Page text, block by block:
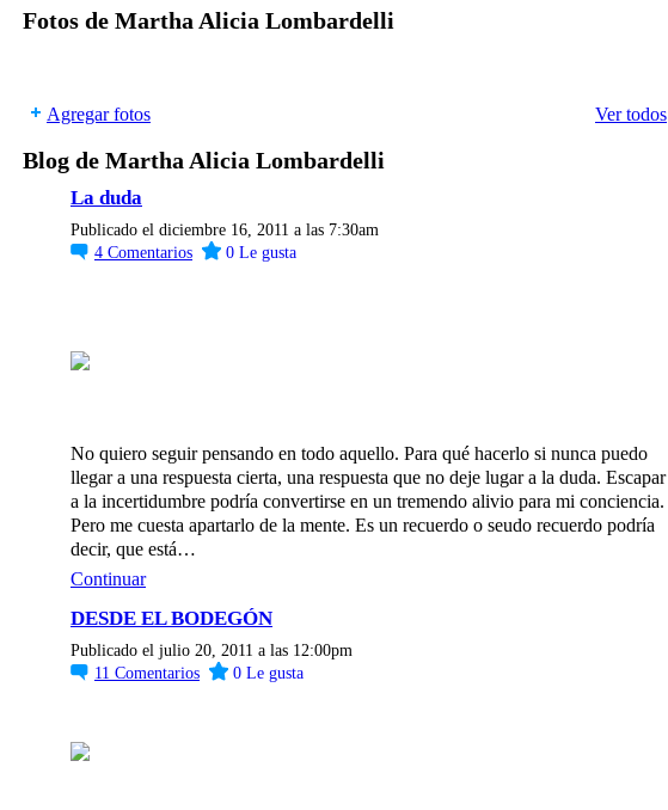
Fotos de Martha Alicia Lombardelli
Agregar fotos Ver todos
Blog de Martha Alicia Lombardelli
La duda
Publicado el diciembre 16, 2011 a las 7:30am
4 Comentarios 0 Le gusta
No quiero seguir pensando en todo aquello. Para qué hacerlo si nunca puedo
llegar a una respuesta cierta, una respuesta que no deje lugar a la duda. Escapar
a la incertidumbre podría convertirse en un tremendo alivio para mi conciencia.
Pero me cuesta apartarlo de la mente. Es un recuerdo o seudo recuerdo podría
decir, que está…
Continuar
DESDE EL BODEGÓN
Publicado el julio 20, 2011 a las 12:00pm
11 Comentarios 0 Le gusta